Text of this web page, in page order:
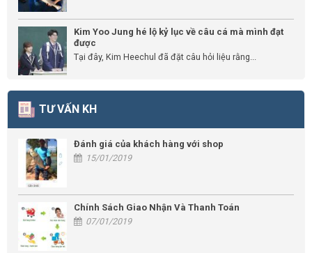
Kim Yoo Jung hé lộ kỷ lục về câu cá mà mình đạt
được
Tại đây, Kim Heechul đã đặt câu hỏi liệu rằng...
TƯ VẤN KH
Đánh giá của khách hàng với shop
15/01/2019
Chính Sách Giao Nhận Và Thanh Toán
07/01/2019